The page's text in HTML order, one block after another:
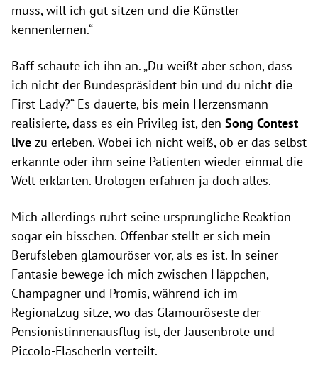
muss, will ich gut sitzen und die Künstler
kennenlernen.“
Baff schaute ich ihn an. „Du weißt aber schon, dass
ich nicht der Bundespräsident bin und du nicht die
First Lady?“ Es dauerte, bis mein Herzensmann
realisierte, dass es ein Privileg ist, den Song Contest
live zu erleben. Wobei ich nicht weiß, ob er das selbst
erkannte oder ihm seine Patienten wieder einmal die
Welt erklärten. Urologen erfahren ja doch alles.
Mich allerdings rührt seine ursprüngliche Reaktion
sogar ein bisschen. Offenbar stellt er sich mein
Berufsleben glamouröser vor, als es ist. In seiner
Fantasie bewege ich mich zwischen Häppchen,
Champagner und Promis, während ich im
Regionalzug sitze, wo das Glamouröseste der
Pensionistinnenausflug ist, der Jausenbrote und
Piccolo-Flascherln verteilt.